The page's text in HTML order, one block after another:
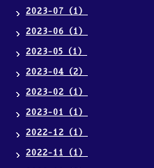
2023-07（1）
2023-06（1）
2023-05（1）
2023-04（2）
2023-02（1）
2023-01（1）
2022-12（1）
2022-11（1）